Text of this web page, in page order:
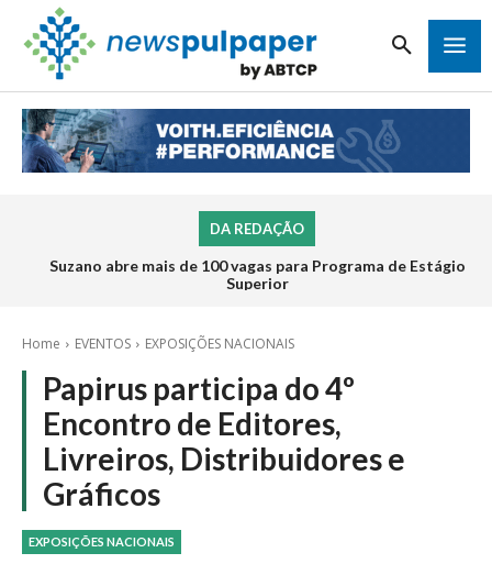
DA REDAÇÃO
Suzano abre mais de 100 vagas para Programa de Estágio
Superior
Home EVENTOS EXPOSIÇÕES NACIONAIS
Papirus participa do 4º
Encontro de Editores,
Livreiros, Distribuidores e
Gráficos
EXPOSIÇÕES NACIONAIS